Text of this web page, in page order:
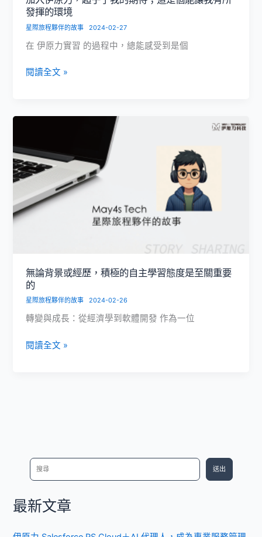
我
對
涯
道
發揮的環境
星際旅程夥伴的故事 2024-02-27
在 伊原力實習 的過程中，總能感受到是個
加
原
乎
了
的
期
個
能
讓
有
所
閱讀全文 »
無論背景或經歷，積極的自主學習態度是至關重要
的
星際旅程夥伴的故事 2024-02-26
轉變與成長：從經濟學到軟體開發 作為一位
無
極
主
學
閱讀全文 »
送出
最新文章